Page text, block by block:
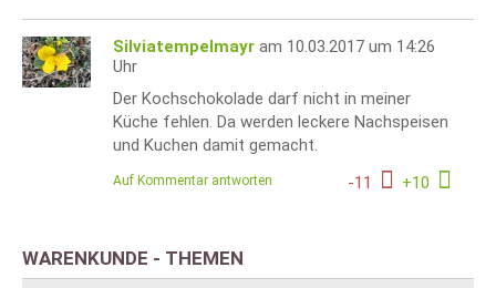
Silviatempelmayr am 10.03.2017 um 14:26
Uhr
Der Kochschokolade darf nicht in meiner
Küche fehlen. Da werden leckere Nachspeisen
und Kuchen damit gemacht.
-11 +10
Auf Kommentar antworten
WARENKUNDE - THEMEN